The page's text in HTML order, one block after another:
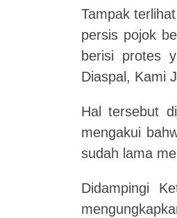
Tampak
persis pojok
berisi protes
Diaspal, Kami
Hal tersebut
mengakui
sudah lama
Didampingi